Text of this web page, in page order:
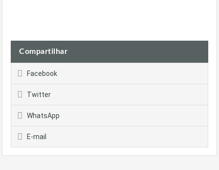
Compartilhar
Facebook
Twitter
WhatsApp
E-mail